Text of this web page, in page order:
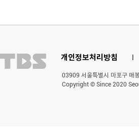
개인정보처리방침
03909 서울특별시 마포구 매
Copyright © Since 2020